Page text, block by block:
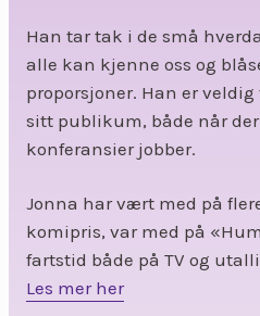
Han tar tak i de små
alle kan kjenne oss og
proporsjoner. Han er
sitt publikum, både når
konferansier jobber.
Jonna har vært med på
komipris, var med på
fartstid både på TV og
Les mer her